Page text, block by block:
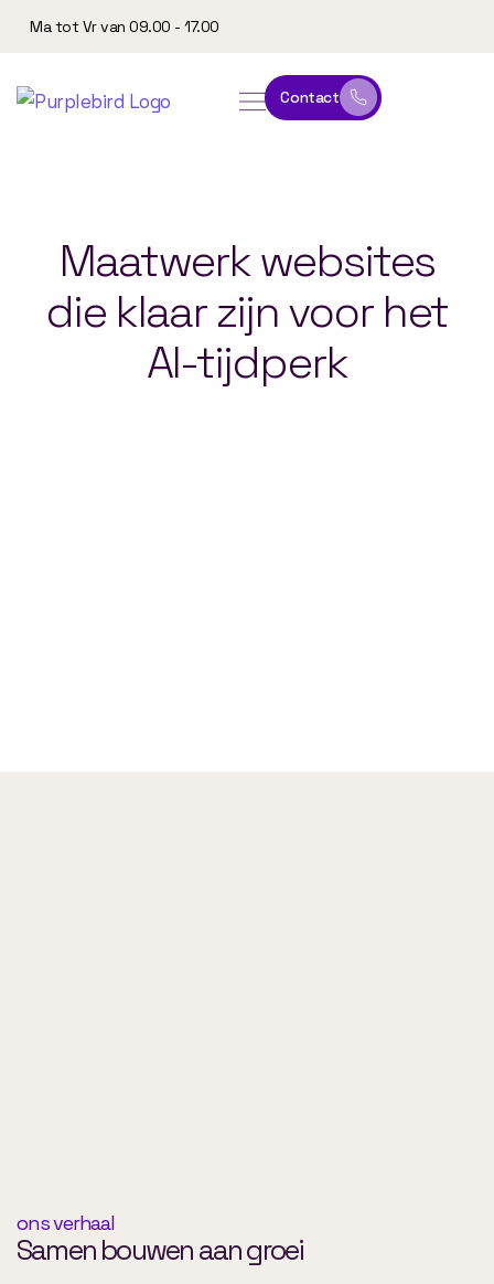
Ma tot Vr van 09.00 - 17.00
Contact
Maatwerkwebsites
die klaar zijnvoor het
AI-tijdperk
ons verhaal
Samen bouwen aan groei